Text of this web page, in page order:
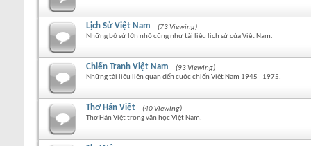
Lịch Sử Việt Nam
(73 Viewing)
Những bộ sử lớn nhỏ cũng như tài liệu lịch sử của Việt Nam.
Chiến Tranh Việt Nam
(93 Viewing)
Những tài liệu liên quan đến cuộc chiến Việt Nam 1945 - 1975.
Thơ Hán Việt
(40 Viewing)
Thơ Hán Việt trong văn học Việt Nam.